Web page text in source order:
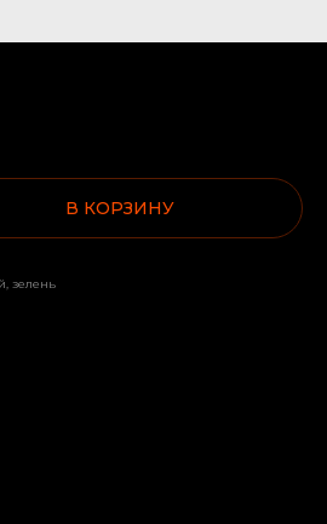
В КОРЗИНУ
зелень